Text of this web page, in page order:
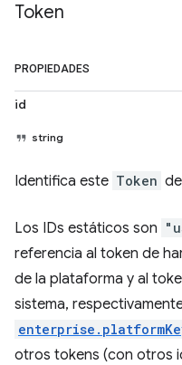
Token
PROPIEDADES
id
string
Identifica este Token
Los IDs estáticos son
referencia al token de
de la plataforma y al
sistema,
otros tokens (con otros